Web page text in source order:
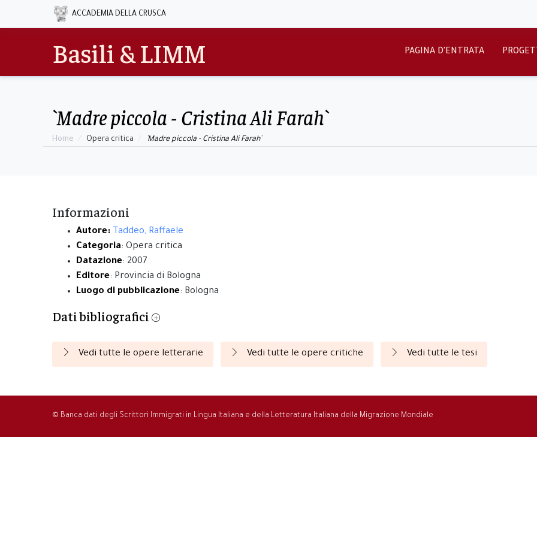
ACCADEMIA DELLA CRUSCA
Basili & LIMM PAGINA D'ENTRATA
`Madre piccola - Cristina Ali Farah`
Home Opera critica `Madre piccola - Cristina Ali Farah`
Informazioni
Autore: Taddeo, Raffaele
Categoria: Opera critica
Datazione: 2007
Editore: Provincia di Bologna
Luogo di pubblicazione: Bologna
Dati bibliografici
Vedi tutte le opere letterarie Vedi tutte le opere critiche Vedi tutte le tesi
© Banca dati degli Scrittori Immigrati in Lingua Italiana e della Letteratura Italiana della Migrazione Mondiale